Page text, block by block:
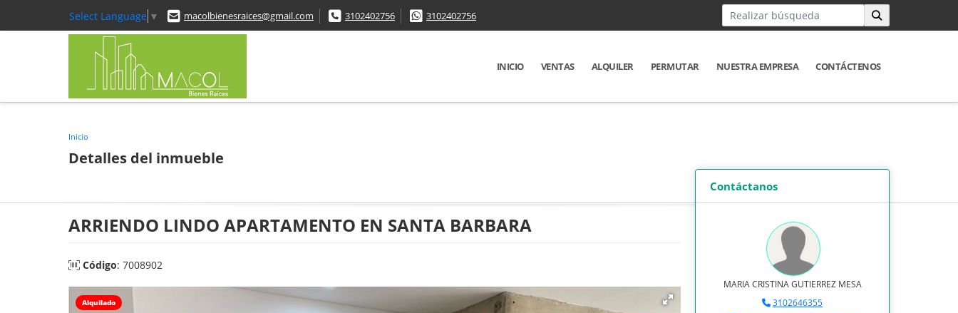
Select Language ▼ macolbienesraices@gmail.com 3102402756 3102402756
INICIO VENTAS ALQUILER PERMUTAR NUESTRA EMPRESA CONTÁCTENOS
Inicio
Detalles del inmueble
ARRIENDO LINDO APARTAMENTO EN SANTA BARBARA
Código: 7008902
Alquilado
Contáctanos
MARIA CRISTINA GUTIERREZ MESA
3102646355